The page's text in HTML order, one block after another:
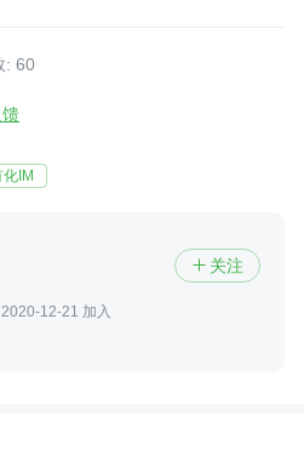
: 60
IM
 关注
2020-12-21 加入